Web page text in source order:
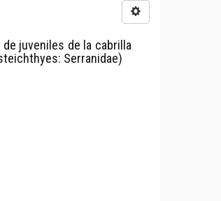
juveniles de la cabrilla
Serranidae)